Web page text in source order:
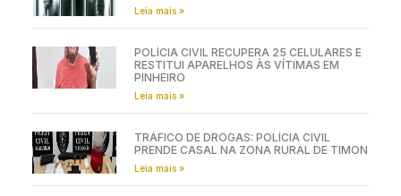
Leia mais »
POLÍCIA CIVIL RECUPERA 25 CELULARES E
RESTITUI APARELHOS ÀS VÍTIMAS EM
PINHEIRO
Leia mais »
TRÁFICO DE DROGAS: POLÍCIA CIVIL
PRENDE CASAL NA ZONA RURAL DE TIMON
Leia mais »